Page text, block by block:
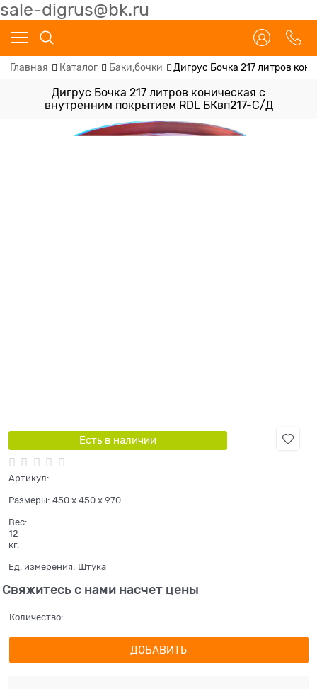
sale-digrus@bk.ru
Главная Каталог Баки,бочки Дигрус Бочка 217 литров
Дигрус Бочка 217 литров коническая с
внутренним покрытием RDL БКвп217-С/Д
Есть в наличии
Артикул:
Размеры: 450 x 450 x 970
Вес:
12
кг.
Ед. измерения: Штука
Свяжитесь с нами насчет цены
Количество:
ДОБАВИТЬ